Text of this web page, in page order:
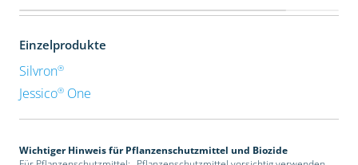
Einzelprodukte
Silvron®
Jessico®One
Wichtiger Hinweis für Pflanzenschutzmittel und Biozide